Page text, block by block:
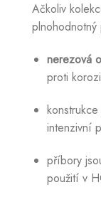
Ačkoliv
nerezová
proti
intenzivní
příbory
použití v